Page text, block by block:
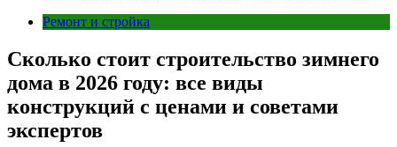
Ремонт и стройка
Сколько стоит строительство зимнего
дома в 2026 году: все виды
конструкций с ценами и советами
экспертов